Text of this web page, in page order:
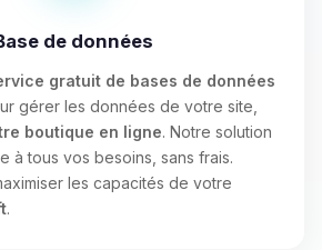
de données
gratuit de bases de données
gérer les données de votre site,
boutique en ligne. Notre solution
à tous vos besoins, sans frais.
les capacités de votre
.